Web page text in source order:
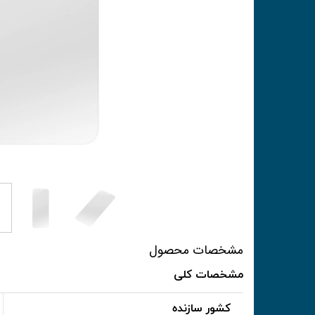
مشخصات محصول
مشخصات کلی
کشور سازنده